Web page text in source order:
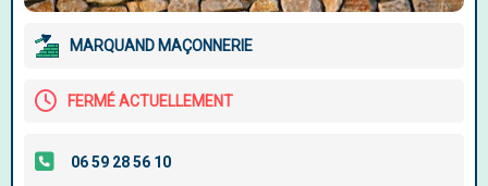
MARQUAND MAÇONNERIE
FERMÉ ACTUELLEMENT